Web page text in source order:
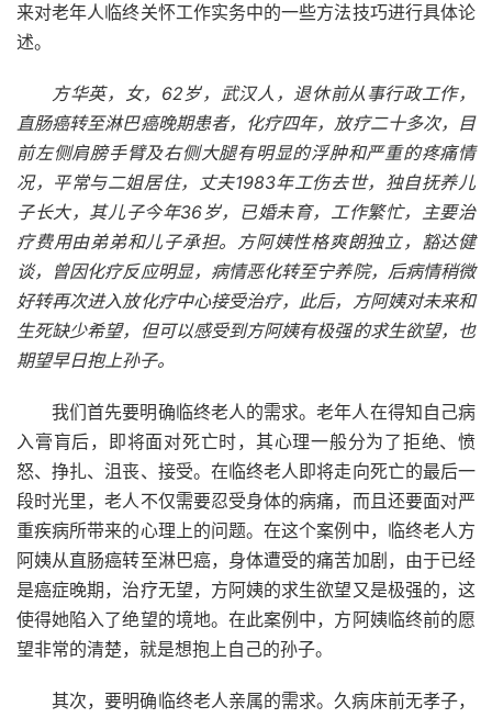
来对老年人临终关怀工作实务中的一些方法技巧进行具体论
述。
方华英，女，62岁，武汉人，退休前从事行政工作，
直肠癌转至淋巴癌晚期患者，化疗四年，放疗二十多次，目
前左侧肩膀手臂及右侧大腿有明显的浮肿和严重的疼痛情
况，平常与二姐居住，丈夫1983年工伤去世，独自抚养儿
子长大，其儿子今年36岁，已婚未育，工作繁忙，主要治
疗费用由弟弟和儿子承担。方阿姨性格爽朗独立，豁达健
谈，曾因化疗反应明显，病情恶化转至宁养院，后病情稍微
好转再次进入放化疗中心接受治疗，此后，方阿姨对未来和
生死缺少希望，但可以感受到方阿姨有极强的求生欲望，也
期望早日抱上孙子。
我们首先要明确临终老人的需求。老年人在得知自己病
入膏肓后，即将面对死亡时，其心理一般分为了拒绝、愤
怒、挣扎、沮丧、接受。在临终老人即将走向死亡的最后一
段时光里，老人不仅需要忍受身体的病痛，而且还要面对严
重疾病所带来的心理上的问题。在这个案例中，临终老人方
阿姨从直肠癌转至淋巴癌，身体遭受的痛苦加剧，由于已经
是癌症晚期，治疗无望，方阿姨的求生欲望又是极强的，这
使得她陷入了绝望的境地。在此案例中，方阿姨临终前的愿
望非常的清楚，就是想抱上自己的孙子。
其次，要明确临终老人亲属的需求。久病床前无孝子，